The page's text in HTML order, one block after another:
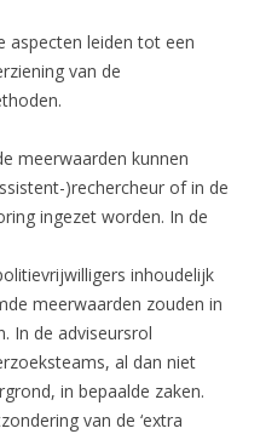
aspecten leiden tot een
van de
meerwaarden kunnen
)rechercheur of in de
ingezet worden. In de
inhoudelijk
meerwaarden zouden in
In de adviseursrol
al dan niet
in bepaalde zaken.
van de ‘extra